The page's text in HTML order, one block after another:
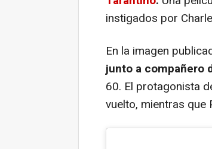
instigados por
En la imagen
junto a compañero
60. El protagonista
vuelto, mientras que